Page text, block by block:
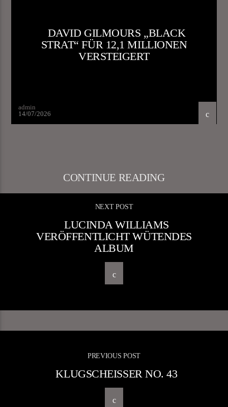
DAVID GILMOURS „BLACK
STRAT“ FÜR 12,1 MILLIONEN
VERSTEIGERT
admin
14/07/2026
CONTINUE READING
NEXT POST
LUCINDA WILLIAMS
VERÖFFENTLICHT WÜTENDES
ALBUM
PREVIOUS POST
KLUGSCHEISSER NO. 43